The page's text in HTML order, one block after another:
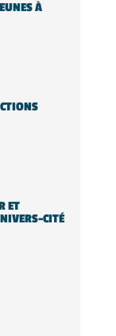
À
ET
CITÉ